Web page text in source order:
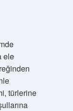
ele
türlerine